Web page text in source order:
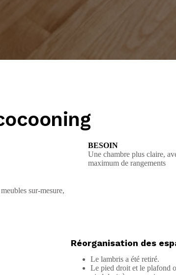
BESOIN
Une chambre plus claire,
maximum de rangements
sur-mesure,
Réorganisation des
Le lambris a été retiré.
Le pied droit et le plafond